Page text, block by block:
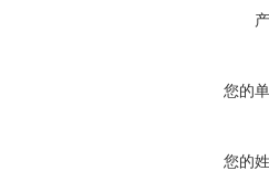
您的
您的